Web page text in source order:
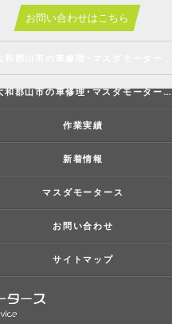
お問い合わせはこちら
大和郡山市の車修理･マスダモータースのお客様の声
作業実績
新着情報
マスダモータース
お問い合わせ
サイトマップ